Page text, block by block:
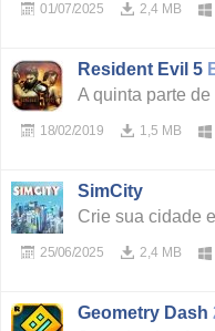
2,4 MB
01/07/2025
Resident Evil 5
A quinta parte de
1,5 MB
18/02/2019
SimCity
Crie sua cidade
2,4 MB
25/06/2025
Geometry Dash